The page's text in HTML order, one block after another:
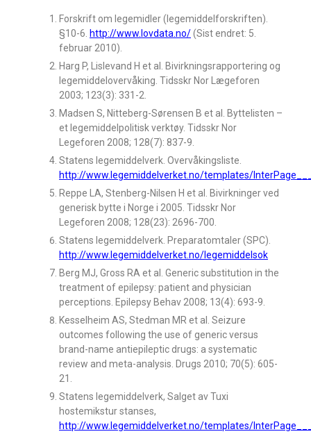
Forskrift om legemidler (legemiddelforskriften).
§10-6. http://www.lovdata.no/(Sist endret: 5.
februar 2010).
Harg P, Lislevand H et al. Bivirkningsrapportering og
legemiddelovervåking. Tidsskr Nor Lægeforen
2003; 123(3): 331-2.
Madsen S, Nitteberg-Sørensen B et al. Byttelisten –
et legemiddelpolitisk verktøy. Tidsskr Nor
Legeforen 2008; 128(7): 837-9.
Statens legemiddelverk. Overvåkingsliste.
http://www.legemiddelverket.no/templates/
Reppe LA, Stenberg-Nilsen H et al. Bivirkninger ved
generisk bytte i Norge i 2005. Tidsskr Nor
Legeforen 2008; 128(23): 2696-700.
Statens legemiddelverk. Preparatomtaler (SPC).
http://www.legemiddelverket.no/legemiddelsok
Berg MJ, Gross RA et al. Generic substitution in the
treatment of epilepsy: patient and physician
perceptions. Epilepsy Behav 2008; 13(4): 693-9.
Kesselheim AS, Stedman MR et al. Seizure
outcomes following the use of generic versus
brand-name antiepileptic drugs: a systematic
review and meta-analysis. Drugs 2010; 70(5): 605-
21.
Statens legemiddelverk, Salget av Tuxi
hostemikstur stanses,
http://www.legemiddelverket.no/templates/